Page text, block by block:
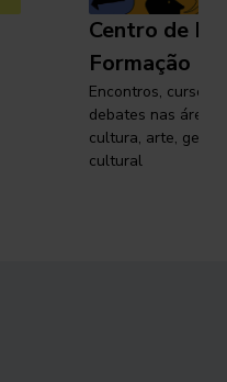
Centro de
Formação
Encontros, cursos,
debates nas áreas
cultura, arte,
cultural